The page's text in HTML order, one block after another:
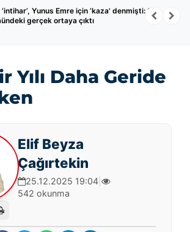
Yunus Emre için ‘kaza' denmişti: 2
gerçek ortaya çıktı
Yılı Daha Geride
Elif Beyza
Çağırtekin
25.12.2025 19:04
542 okunma